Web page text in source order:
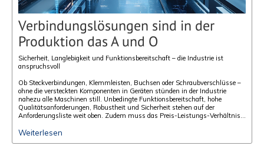
Verbindungslösungen sind in der
Produktion das A und O
Sicherheit, Langlebigkeit und Funktionsbereitschaft – die Industrie ist
anspruchsvoll
Ob Steckverbindungen, Klemmleisten, Buchsen oder Schraubverschlüsse –
ohne die versteckten Komponenten in Geräten stünden in der Industrie
nahezu alle Maschinen still. Unbedingte Funktionsbereitschaft, hohe
Qualitätsanforderungen, Robustheit und Sicherheit stehen auf der
Anforderungsliste weit oben. Zudem muss das Preis-Leistungs-Verhältnis
Weiterlesen